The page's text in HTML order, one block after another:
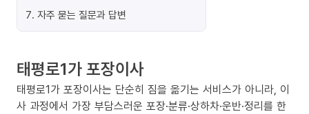
7. 자주 묻는 질문과 답변
태평로1가 포장이사
태평로1가 포장이사는 단순히 짐을 옮기는 서비스가 아니라, 이
사 과정에서 가장 부담스러운 포장·분류·상하차·운반·정리를 한